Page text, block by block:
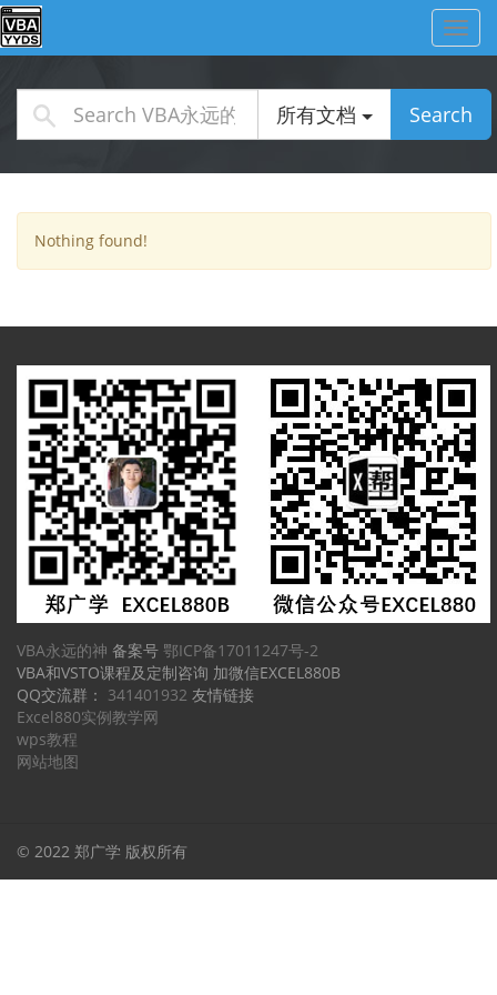
所有文档 Search
Nothing found!
VBA永远的神 备案号 鄂ICP备17011247号-2
VBA和VSTO课程及定制咨询 加微信EXCEL880B
QQ交流群： 341401932 友情链接
Excel880实例教学网
wps教程
网站地图
© 2022 郑广学 版权所有